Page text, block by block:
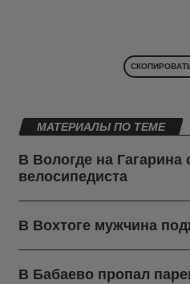
МАТЕРИАЛЫ ПО ТЕМЕ
В Вологде на Гагарина
велосипедиста
В Вохтоге мужчина
В Бабаево пропал